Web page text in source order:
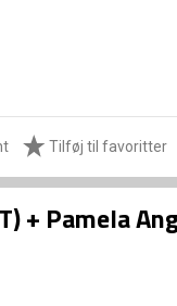
Tilføj til favoritter
+ Pamela